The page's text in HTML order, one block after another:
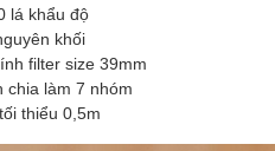
lá khẩu độ
khối
filter size 39mm
chia làm 7 nhóm
thiểu 0,5m